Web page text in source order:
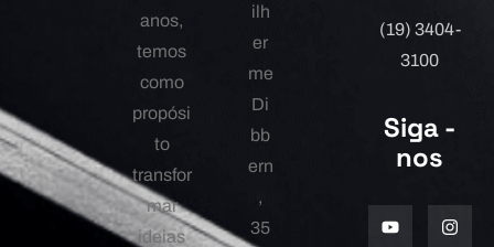
anos,
temos
como
propósi
to
transfor
mar
ideias
ilh
er
me
Di
bb
ern
,
35
(19) 3404-
3100
Siga -
nos